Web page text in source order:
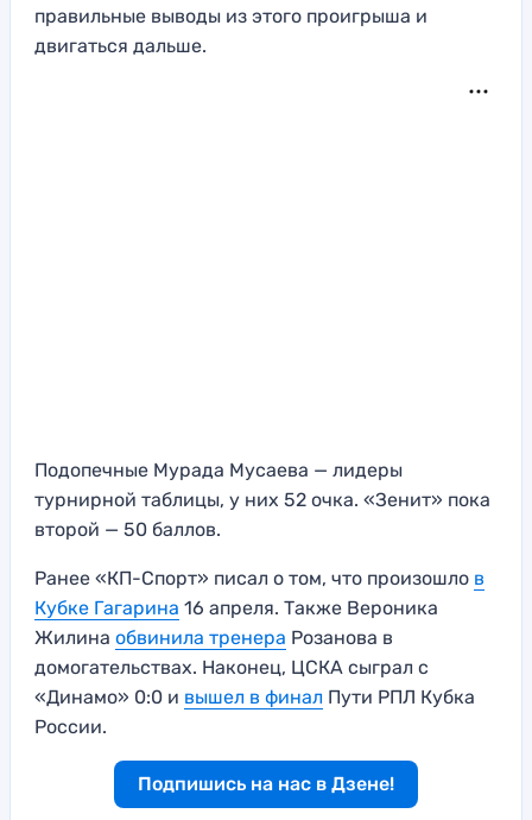
правильные выводы из этого проигрыша и
двигаться дальше.
Подопечные Мурада Мусаева — лидеры
турнирной таблицы, у них 52 очка. «Зенит» пока
второй — 50 баллов.
Ранее «КП-Спорт» писал о том, что произошло в
Кубке Гагарина 16 апреля. Также Вероника
Жилина обвинила тренера Розанова в
домогательствах. Наконец, ЦСКА сыграл с
«Динамо» 0:0 и вышел в финал Пути РПЛ Кубка
России.
Подпишись на нас в Дзене!